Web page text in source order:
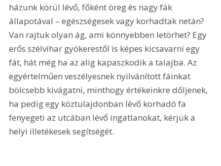
házunk körül lévő, főként öreg és nagy fák
állapotával – egészségesek vagy korhadtak netán?
Van rajtuk olyan ág, ami könnyebben letörhet? Egy
erős szélvihar gyökerestől is képes kicsavarni egy
fát, hát még ha az alig kapaszkodik a talajba. Az
egyértelműen veszélyesnek nyilvánított fáinkat
bölcsebb kivágatni, minthogy értékeinkre dőljenek,
ha pedig egy köztulajdonban lévő korhadó fa
fenyegeti az utcában lévő ingatlanokat, kérjük a
helyi illetékesek segítségét.